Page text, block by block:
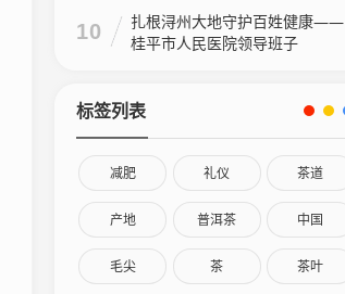
10
扎根浔州大地守护百姓健康——
桂平市人民医院领导班子
标签列表
减肥 礼仪 茶道
产地 普洱茶 中国
毛尖 茶 茶叶